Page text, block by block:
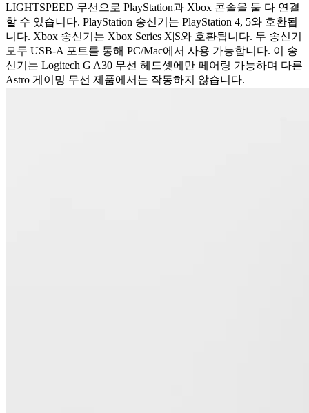
LIGHTSPEED 무선으로 PlayStation과 Xbox 콘솔을 둘 다 연결
할 수 있습니다. PlayStation 송신기는 PlayStation 4, 5와 호환됩
니다. Xbox 송신기는 Xbox Series X|S와 호환됩니다. 두 송신기
모두 USB-A 포트를 통해 PC/Mac에서 사용 가능합니다. 이 송
신기는 Logitech G A30 무선 헤드셋에만 페어링 가능하며 다른
Astro 게이밍 무선 제품에서는 작동하지 않습니다.